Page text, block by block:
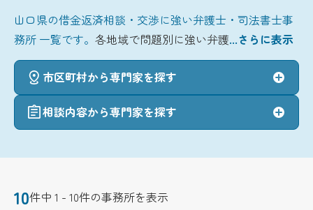
山口県の借金返済相談・交渉に強い弁護士・司法書士事
務所 一覧です。各地域で問題別に強い弁護...さらに表示
市区町村から専門家を探す
相談内容から専門家を探す
10件中 1 - 10件の事務所を表示